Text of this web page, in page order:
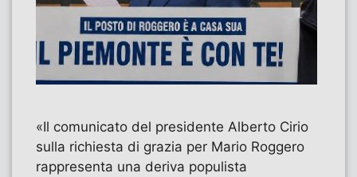
«Il comunicato del presidente Alberto Cirio
sulla richiesta di grazia per Mario Roggero
rappresenta una deriva populista